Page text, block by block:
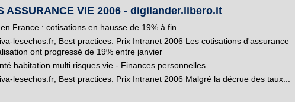
ASSURANCE VIE 2006 - digilander.libero.it
France : cotisations en hausse de 19% à fin
lesechos.fr; Best practices. Prix Intranet 2006 Les cotisations d'assurance
ont progressé de 19% entre janvier
habitation multi risques vie - Finances personnelles
lesechos.fr; Best practices. Prix Intranet 2006 Malgré la décrue des taux...